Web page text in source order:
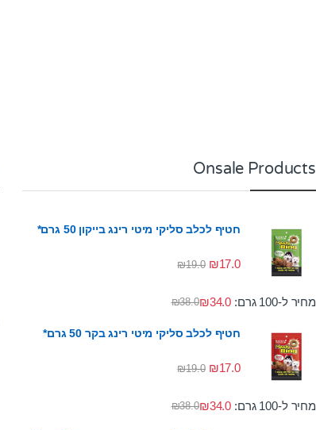
Onsale Products
חטיף לכלב סליקי מיטי רינג בייקון 50 גרם*
₪17.0
₪19.0
מחיר ל-100 גרם: ₪38.0₪34.0
חטיף לכלב סליקי מיטי רינג בקר 50 גרם*
₪17.0
₪19.0
מחיר ל-100 גרם: ₪38.0₪34.0